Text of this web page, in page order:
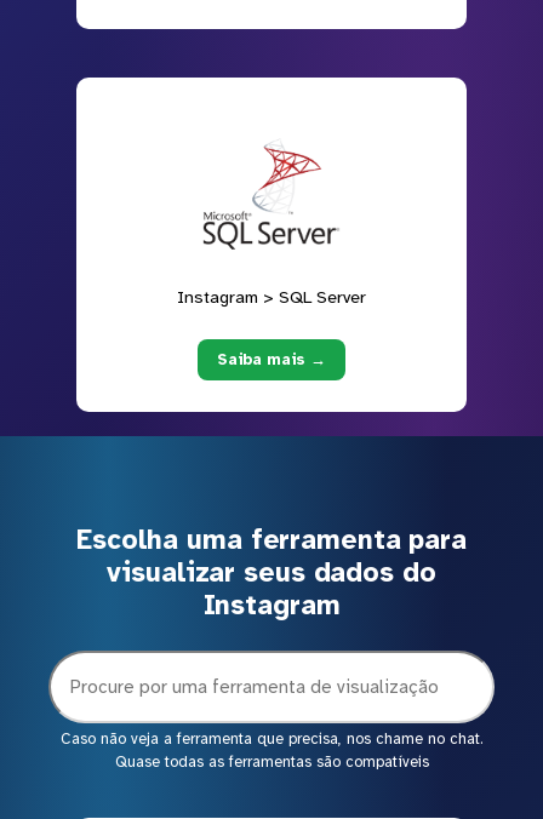
Instagram > SQL Server
Saiba mais →
Escolha uma ferramenta para
visualizar seus dados do
Instagram
Caso não veja a ferramenta que precisa, nos chame no chat.
Quase todas as ferramentas são compatíveis